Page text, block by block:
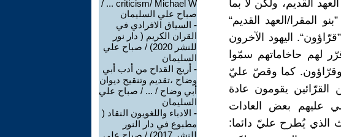
القديم، ولكن لا بما
المقرا/العهد القديم“
اليهود الآخرون
لهم حاخاماتهم سمّوا
وقرّاؤون. كما وقصّ عليّ
يقومون عادة
عليهم بعض العادات
الذي يُطرح عليّ دائما:
criticism/ Michael W ... /
صباح علي السليمان
- السياق الافرادي في
القران الكريم ( دار نور
للنشر 2020) / صباح علي
السليمان
- أريج القداح من أدب أبي
وضاح ،تقديم وتنقيح ديوان
أبي وضاح / ... / صباح علي
السليمان
- الادباء واللغويون النقاد (
مطبوع في دار النور
للنشر 2017) / صباح علي